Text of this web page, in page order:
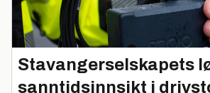
Stavangerselskapets
sanntidsinnsikt i